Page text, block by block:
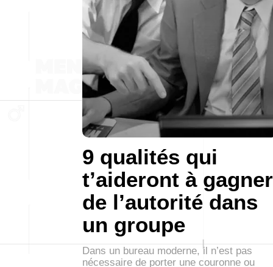
9 qualités qui
t’aideront à gagner
de l’autorité dans
un groupe
Dans un bureau moderne, il n’est pas
nécessaire de porter une couronne ou